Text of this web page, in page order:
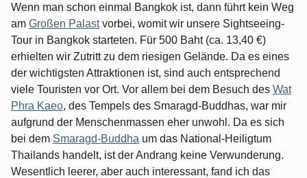
Wenn man schon einmal Bangkok ist, dann führt kein Weg
am Großen Palastvorbei, womit wir unsere Sightseeing-
Tour in Bangkok starteten. Für 500 Baht (ca. 13,40 €)
erhielten wir Zutritt zu dem riesigen Gelände. Da es eines
der wichtigsten Attraktionen ist, sind auch entsprechend
viele Touristen vor Ort. Vor allem bei dem Besuch des Wat
Phra Kaeo, des Tempels des Smaragd-Buddhas, war mir
aufgrund der Menschenmassen eher unwohl. Da es sich
bei dem Smaragd-Buddha um das National-Heiligtum
Thailands handelt, ist der Andrang keine Verwunderung.
Wesentlich leerer, aber auch interessant, fand ich das